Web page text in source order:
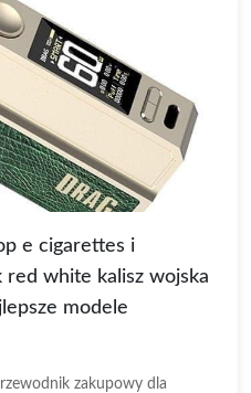
e cigarettes i
white kalisz wojska
modele
zakupowy dla